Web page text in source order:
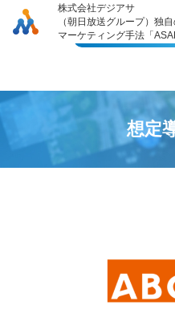
株式会社デジアサ
（朝日放送グループ）独
マーケティング手法「
ご相談・お問
想定